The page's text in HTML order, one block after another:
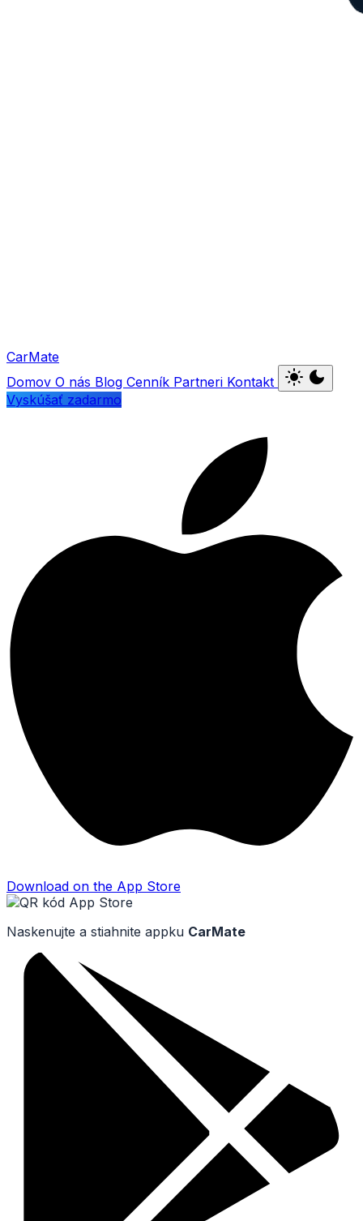
CarMate
Domov O nás Blog Cenník Partneri Kontakt light_mode dark_mode
Vyskúšať zadarmo
Download on the App Store
Naskenujte a stiahnite appku CarMate